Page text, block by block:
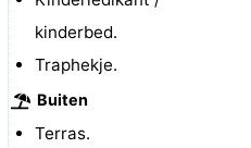
kinderbed.
Traphekje.
Buiten
Terras.